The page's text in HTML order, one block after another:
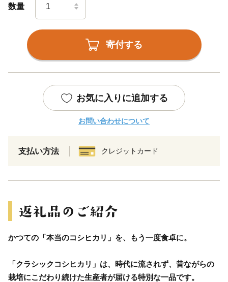
数量
寄付する
お気に入りに追加する
お問い合わせについて
支払い方法 クレジットカード
かつての「本当のコシヒカリ」を、もう一度食卓に。
「クラシックコシヒカリ」は、時代に流されず、昔ながらの
栽培にこだわり続けた生産者が届ける特別な一品です。